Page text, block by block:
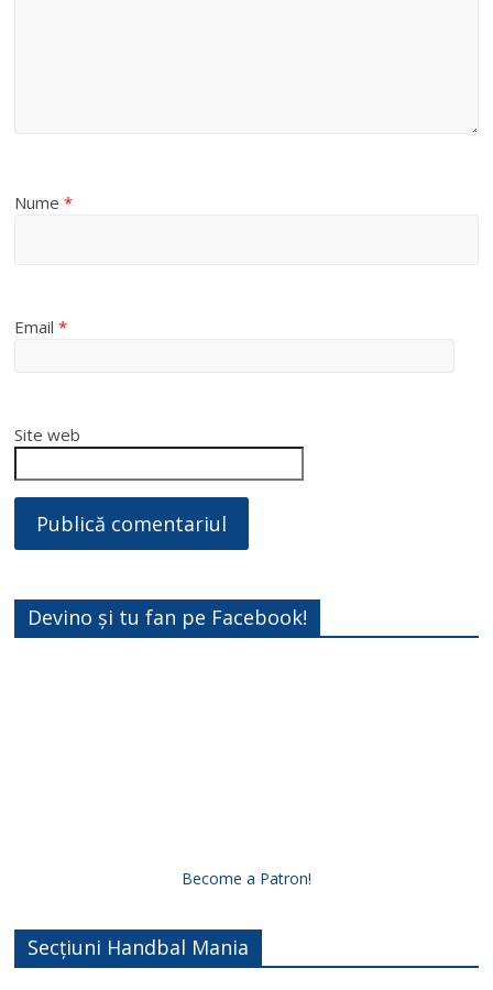
Nume*
Email*
Site web
Devino și tu fan pe Facebook!
Become a Patron!
Secțiuni Handbal Mania